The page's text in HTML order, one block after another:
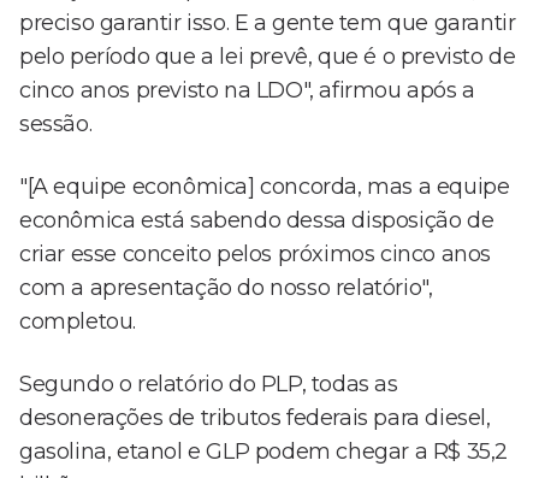
preciso garantir isso. E a gente tem que garantir
pelo período que a lei prevê, que é o previsto de
cinco anos previsto na LDO", afirmou após a
sessão.
"[A equipe econômica] concorda, mas a equipe
econômica está sabendo dessa disposição de
criar esse conceito pelos próximos cinco anos
com a apresentação do nosso relatório",
completou.
Segundo o relatório do PLP, todas as
desonerações de tributos federais para diesel,
gasolina, etanol e GLP podem chegar a R$ 35,2